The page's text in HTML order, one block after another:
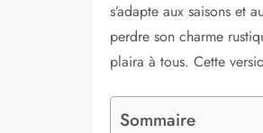
s’adapte aux saisons et
perdre son charme
plaira à tous. Cette
Sommaire